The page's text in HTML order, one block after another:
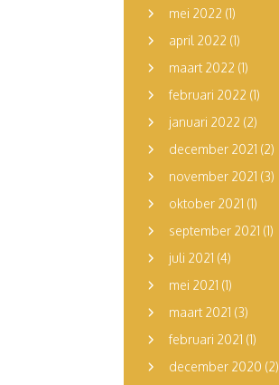
mei 2022 (1)
april 2022 (1)
maart 2022 (1)
februari 2022 (1)
januari 2022 (2)
december 2021 (2)
november 2021 (3)
oktober 2021 (1)
september 2021 (1)
juli 2021 (4)
mei 2021 (1)
maart 2021 (3)
februari 2021 (1)
december 2020 (2)